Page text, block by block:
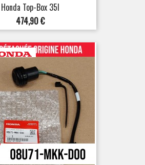
Honda Top-Box 35l
Prix
474,90 €